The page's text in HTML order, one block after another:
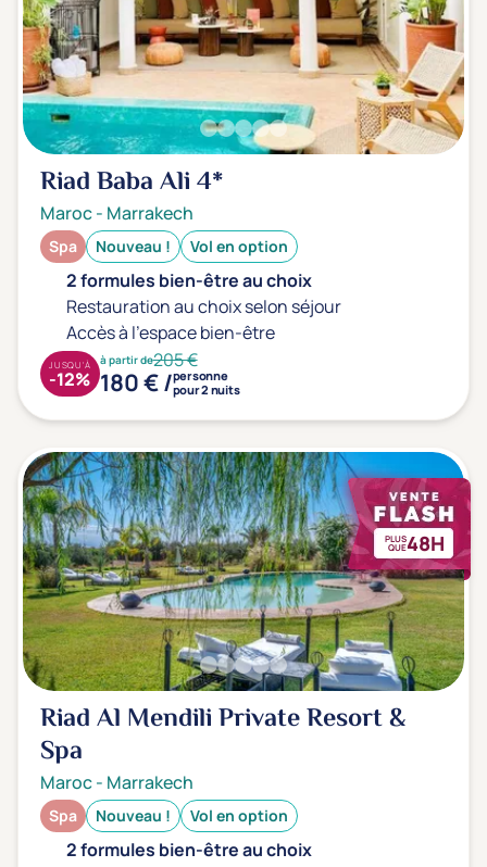
Riad Baba Ali4*
Maroc- Marrakech
Spa Nouveau ! Vol en option
2 formules bien-être au choix
Restauration au choix selon séjour
Accès à l'espace bien-être
à partir de205 €
180 € /personne
pour 2 nuits
JUSQU'À
-12%
PLUS
QUE48H
Riad Al Mendili Private Resort &
Spa
Maroc- Marrakech
Spa Nouveau ! Vol en option
2 formules bien-être au choix